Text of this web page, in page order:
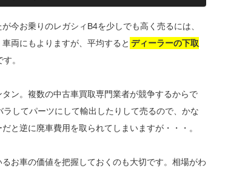
今お乗りのレガシィB4を少しでも高く売るには、
両にもよりますが、平均すると ディーラーの下取
す。
ン。複数の中古車買取専門業者が競争するからで
してパーツにして輸出したりして売るので、かな
と逆に廃車費用を取られてしまいますが・・・。
お車の価値を把握しておくのも大切です。相場がわ